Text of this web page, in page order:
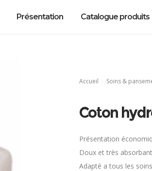
Présentation Catalogue produits
Accueil Soins &
Coton
Présentation
Doux et très absorbant
Adapté a tous les